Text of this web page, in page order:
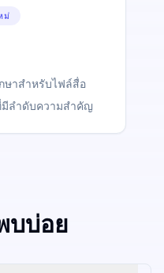
ม่
ษาสำหรับไฟล์สื่อ
ลำดับความสำคัญ
บบ่อย